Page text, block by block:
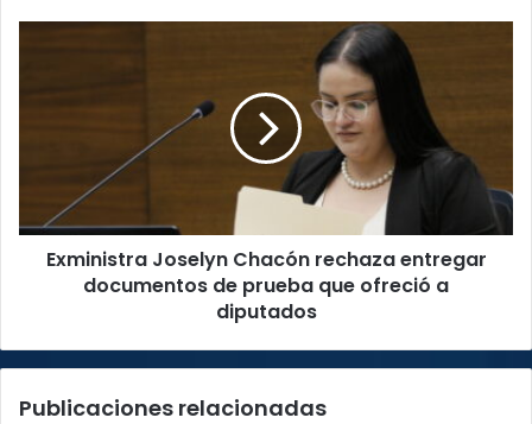
confirmada
rechaza
prueba
que
ofrecióExministra Joselyn Chacón rechaza entregar
documentos de prueba que ofreció a
diputados
Publicaciones relacionadas